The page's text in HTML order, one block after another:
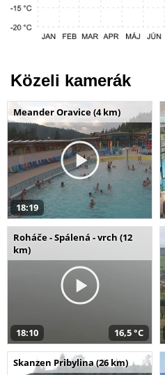
Közeli kamerák
Meander Oravice (4 km)
18:19
Roháče - Spálená - vrch (12
km)
18:10 16,5 °C
Skanzen Pribylina (26 km)